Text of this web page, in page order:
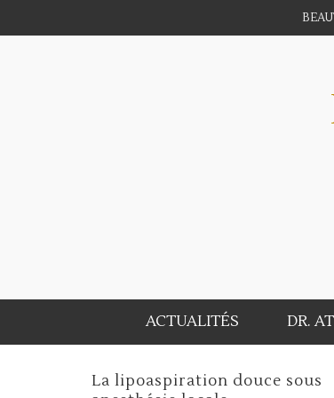
ACTUALITÉS DR.
« Arrêtons la vente libre